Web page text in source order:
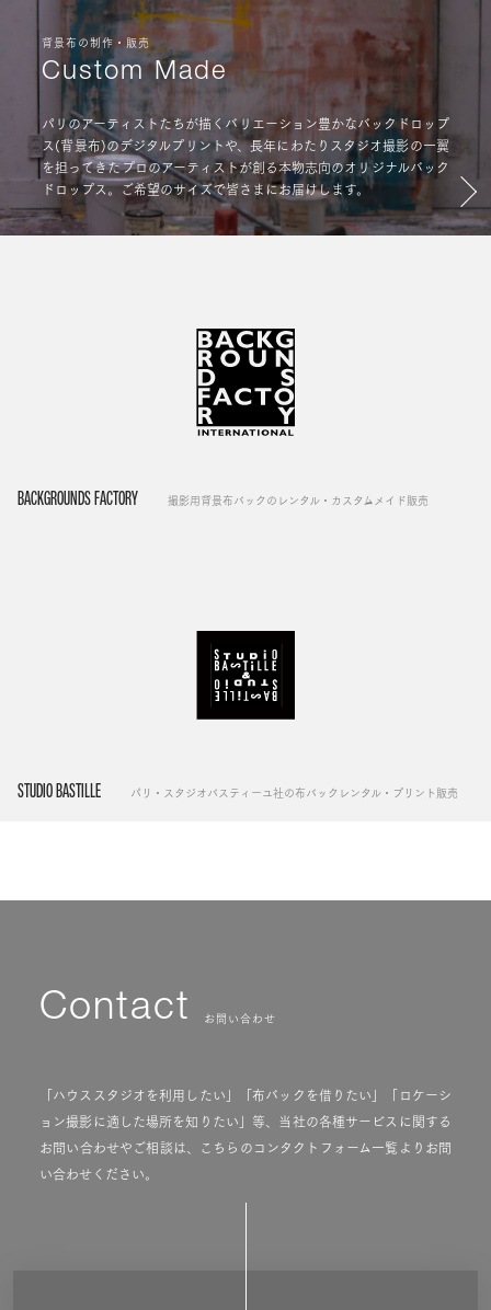
背景布の制作・販売
Custom Made
パリのアーティストたちが描くバリエーション豊かなバックドロップ
ス(背景布)のデジタルプリントや、長年にわたりスタジオ撮影の一翼
を担ってきたプロのアーティストが創る本物志向のオリジナルバック
ドロップス。ご希望のサイズで皆さまにお届けします。
BACKGROUNDS FACTORY 撮影用背景布バックのレンタル・カスタムメイド販売
STUDIO BASTILLE パリ・スタジオバスティーユ社の布バックレンタル・プリント販売
Contact お問い合わせ
「ハウススタジオを利用したい」「布バックを借りたい」「ロケーシ
ョン撮影に適した場所を知りたい」等、当社の各種サービスに関する
お問い合わせやご相談は、こちらのコンタクトフォーム一覧よりお問
い合わせください。